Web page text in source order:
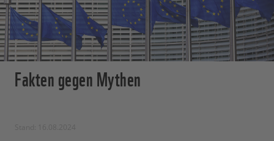
Fakten gegen Mythen